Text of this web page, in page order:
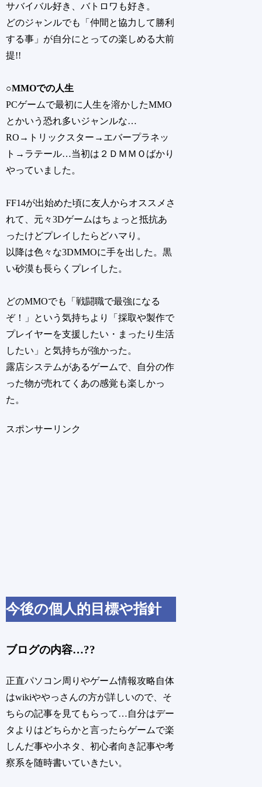
サバイバル好き、バトロワも好き。
どのジャンルでも「仲間と協力して勝利
する事」が自分にとっての楽しめる大前
提!!
○MMOでの人生
PCゲームで最初に人生を溶かしたMMO
とかいう恐れ多いジャンルな…
RO→トリックスター→エバープラネッ
ト→ラテール…当初は２ＤＭＭＯばかり
やっていました。
FF14が出始めた頃に友人からオススメさ
れて、元々3Dゲームはちょっと抵抗あ
ったけどプレイしたらどハマり。
以降は色々な3DMMOに手を出した。黒
い砂漠も長らくプレイした。
どのMMOでも「戦闘職で最強になる
ぞ！」という気持ちより「採取や製作で
プレイヤーを支援したい・まったり生活
したい」と気持ちが強かった。
露店システムがあるゲームで、自分の作
った物が売れてくあの感覚も楽しかっ
た。
スポンサーリンク
今後の個人的目標や指針
ブログの内容…??
正直パソコン周りやゲーム情報攻略自体
はwikiややっさんの方が詳しいので、そ
ちらの記事を見てもらって…自分はデー
タよりはどちらかと言ったらゲームで楽
しんだ事や小ネタ、初心者向き記事や考
察系を随時書いていきたい。